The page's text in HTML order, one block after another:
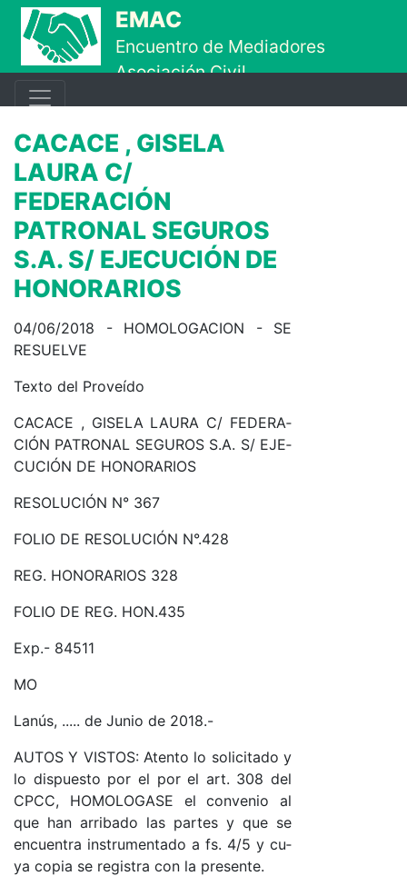
Ir al contenido principal
EMAC
Encuentro de Mediadores
Asociación Civil
CACACE , GISELA
LAURA C/
FEDERACIÓN
PATRONAL SEGUROS
S.A. S/ EJECUCIÓN DE
HONORARIOS
04/06/2018 - HO­MO­LO­GA­CION - SE
RE­SUEL­VE
Tex­to del Pro­veí­do
CACACE , GI­SE­LA LAU­RA C/ FE­DE­RA­
CIÓN PA­TRO­NAL SE­GU­ROS S.A. S/ EJE­
CU­CIÓN DE HO­NO­RA­RIOS
RE­SO­LU­CIÓN N° 367
FO­LIO DE RE­SO­LU­CIÓN N°.428
RE­G. HO­NO­RA­RIOS 328
FO­LIO DE RE­G. HO­N.435
Ex­p.- 84511
MO
La­nús, ..... de Ju­nio de 2018.-
AU­TOS Y VIS­TO­S: Aten­to lo so­li­ci­ta­do y
lo dis­pues­to por el por el ar­t. 308 del
CP­C­C, HO­MO­LO­GA­SE el con­ve­nio al
que han arri­ba­do las par­tes y que se
en­cuen­tra ins­tru­men­ta­do a fs. 4/5 y cu­
ya co­pia se re­gis­tra con la pre­sen­te.